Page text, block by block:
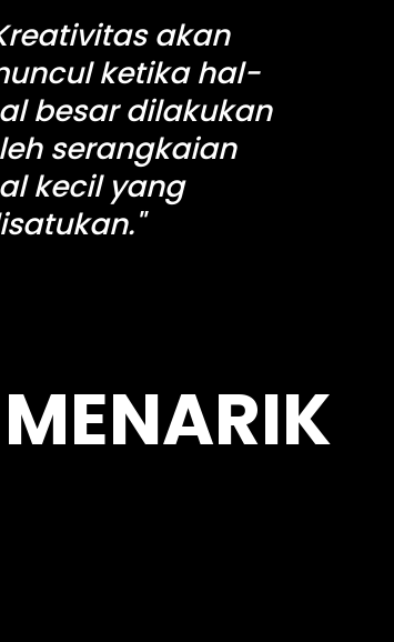
akan
ketika hal-
besar dilakukan
serangkaian
kecil yang